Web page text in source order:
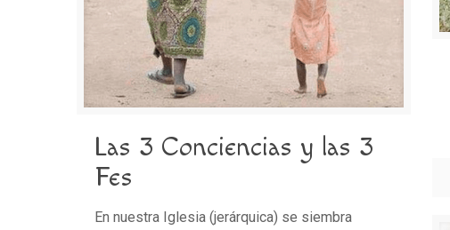
Las 3 Conciencias y las 3
Fes
En nuestra Iglesia (jerárquica) se siembra